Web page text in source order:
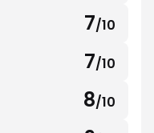
7/10
7/10
8/10